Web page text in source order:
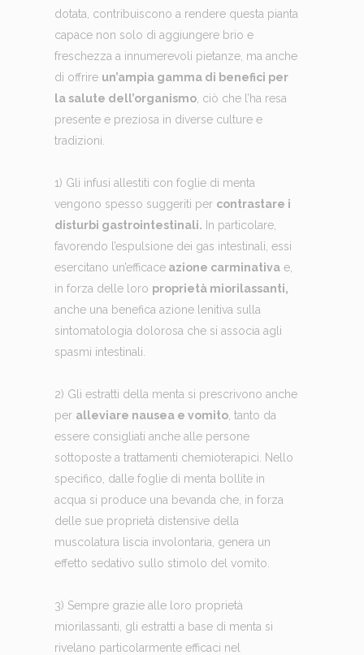
dotata, contribuiscono a rendere questa pianta
capace non solo di aggiungere brio e
freschezza a innumerevoli pietanze, ma anche
di offrire un’ampia gamma di benefici per
la salute dell’organismo, ciò che l’ha resa
presente e preziosa in diverse culture e
tradizioni.
1) Gli infusi allestiti con foglie di menta
vengono spesso suggeriti per contrastare i
disturbi gastrointestinali. In particolare,
favorendo l’espulsione dei gas intestinali, essi
esercitano un’efficaceazione carminativae,
in forza delle loro proprietà miorilassanti,
anche una benefica azione lenitiva sulla
sintomatologia dolorosa che si associa agli
spasmi intestinali.
2) Gli estratti della menta si prescrivono anche
per alleviare nausea e vomito, tanto da
essere consigliati anche alle persone
sottoposte a trattamenti chemioterapici. Nello
specifico, dalle foglie di menta bollite in
acqua si produce una bevanda che, in forza
delle sue proprietà distensive della
muscolatura liscia involontaria, genera un
effetto sedativo sullo stimolo del vomito.
3) Sempre grazie alle loro proprietà
miorilassanti, gli estratti a base di menta si
rivelano particolarmente efficaci nel